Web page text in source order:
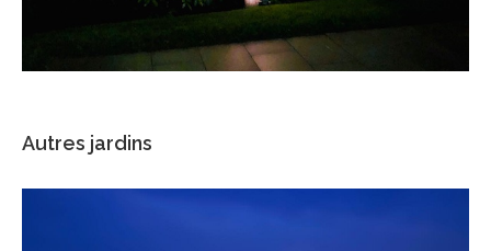
Autres jardins